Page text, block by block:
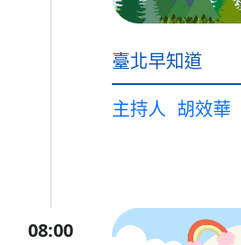
臺北早知道
主持人 胡效華
08:00